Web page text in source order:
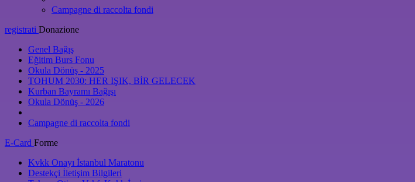
Campagne di raccolta fondi
registrati Donazione
Genel Bağış
Eğitim Burs Fonu
Okula Dönüş - 2025
TOHUM 2030: HER IŞIK, BİR GELECEK
Kurban Bayramı Bağışı
Okula Dönüş - 2026
Campagne di raccolta fondi
E-Card Forme
Kvkk Onayı İstanbul Maratonu
Destekçi İletişim Bilgileri